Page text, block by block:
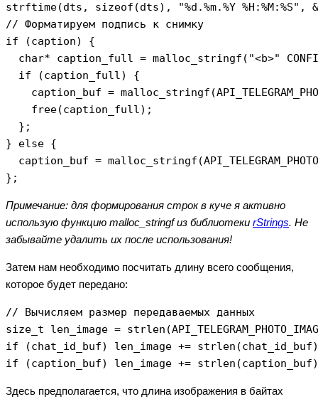
strftime(dts, sizeof(dts), "%d.%m.%Y
// Форматируем подпись к снимку
if (caption) {
char* caption_full = malloc_stringf("<b>"
  if (caption_full) {
caption_buf =
    free(caption_full);
  };
} else {
caption_buf =
Примечание: для формирования строк в куче я активно
использую функцию malloc_stringf из библиотеки rStrings. Не
забывайте удалить их после использования!
Затем нам необходимо посчитать длину всего сообщения,
которое будет передано:
// Вычисляем размер передаваемых данных
size_t len_image =
if (chat_id_buf) len_image +=
Здесь предполагается, что длина изображения в байтах